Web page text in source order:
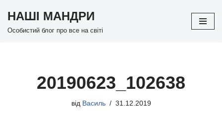
Перейти
НАШІ МАНДРИ
Особистий блог про все на світі
20190623_102638
від Василь 31.12.2019